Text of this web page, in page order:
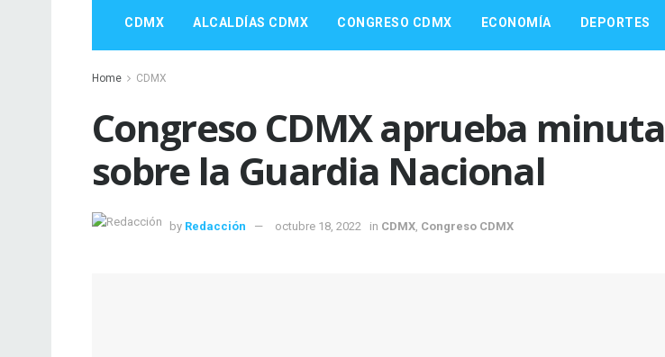
CDMX ALCALDÍAS CDMX CONGRESO CDMX ECONOMÍA DEPORTES
Home CDMX
Congreso CDMX aprueba minuta
sobre la Guardia Nacional
by Redacción octubre 18, 2022 in CDMX Congreso CDMX